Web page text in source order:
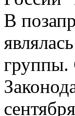
В
группы.